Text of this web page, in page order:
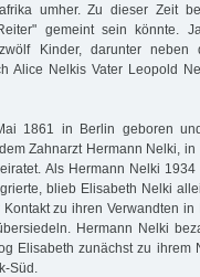
umher. Zu dieser Zeit
gemeint sein könnte.
Kinder, darunter neben
Alice Nelkis Vater Leopold
1861 in Berlin geboren
Zahnarzt Hermann Nelki,
Als Hermann Nelki
blieb Elisabeth Nelki
zu ihren Verwandten
Hermann Nelki
Elisabeth zunächst zu ihrem
Süd.